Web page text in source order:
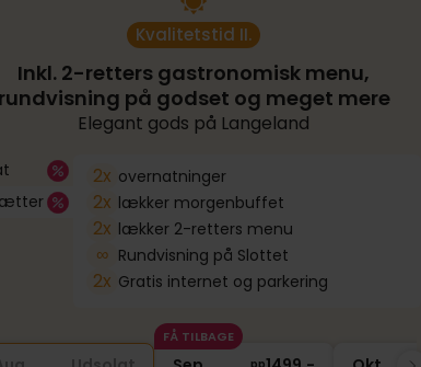
799,-
FÅ TILBAGE
Kvalitetstid II.
Inkl. 2-retters gastronomisk menu,
rundvisning på godset og meget mere
Elegant gods på Langeland
2x overnatninger
2x lækker morgenbuffet
2x lækker 2-retters menu
∞ Rundvisning på Slottet
2x Gratis internet og parkering
FÅ TILBAGE